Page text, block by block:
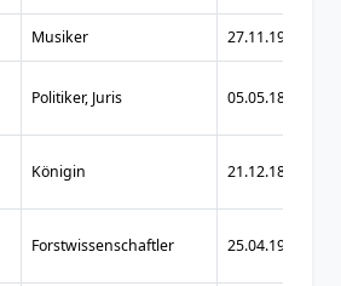
Musiker 27.11.1904
Politiker, Juris 05.05.1820
Königin 21.12.1818
Forstwissenschaftler 25.04.1901